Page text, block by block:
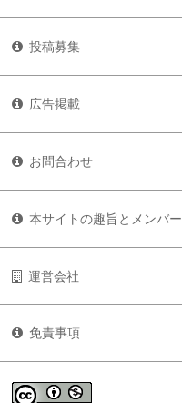
投稿募集
広告掲載
お問合わせ
本サイトの趣旨とメンバー
運営会社
免責事項